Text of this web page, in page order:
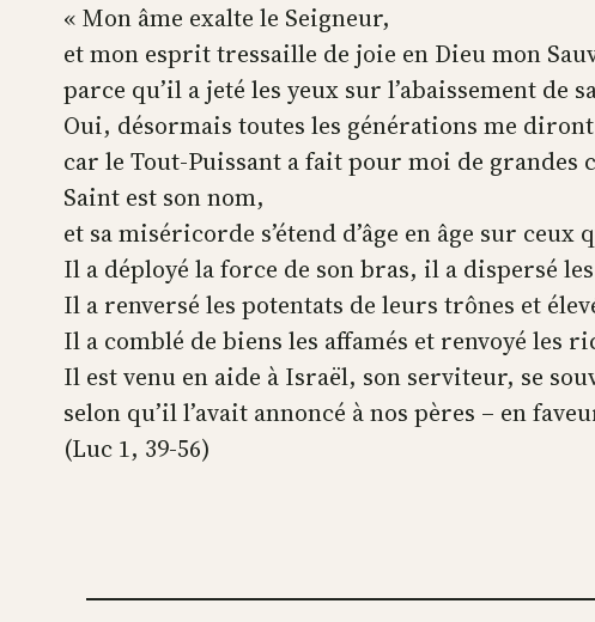
« Mon âme exalte le Seigneur,
et mon esprit tressaille de joie en Dieu mon
parce qu’il a jeté les yeux sur l’abaissement de
Oui, désormais toutes les générations me
car le Tout-Puissant a fait pour moi de grandes
Saint est son nom,
et sa miséricorde s’étend d’âge en âge sur
Il a déployé la force de son bras, il a dispersé
Il a renversé les potentats de leurs trônes et
Il a comblé de biens les affamés et renvoyé les
Il est venu en aide à Israël, son serviteur, se
selon qu’il l’avait annoncé à nos pères – en
(Luc 1, 39-56)